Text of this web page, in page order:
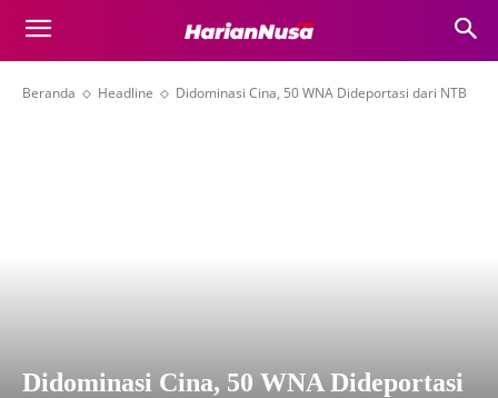
Beranda Headline Didominasi Cina, 50 WNA Dideportasi dari NTB
Didominasi Cina, 50 WNA Dideportasi